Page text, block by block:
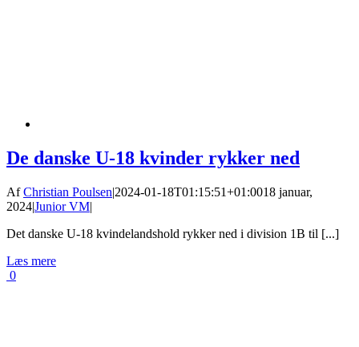
De danske U-18 kvinder rykker ned
AfChristian Poulsen|2024-01-18T01:15:51+01:0018 januar,
2024|Junior VM|
Det danske U-18 kvindelandshold rykker ned i division 1B til [...]
Læs mere
0